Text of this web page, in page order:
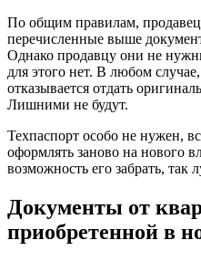
По общим правилам, продавец
перечисленные выше
Однако продавцу они не
для этого нет. В любом
отказывается отдать
Лишними не будут.
Техпаспорт особо не нужен,
оформлять заново на нового
возможность его забрать, так
Документы от
приобретенной в